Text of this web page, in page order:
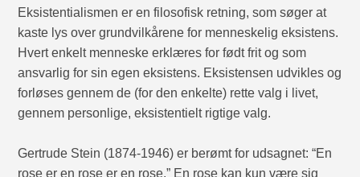
Eksistentialismen er en filosofisk retning, som søger at
kaste lys over grundvilkårene for menneskelig eksistens.
Hvert enkelt menneske erklæres for født frit og som
ansvarlig for sin egen eksistens. Eksistensen udvikles og
forløses gennem de (for den enkelte) rette valg i livet,
gennem personlige, eksistentielt rigtige valg.
Gertrude Stein (1874-1946) er berømt for udsagnet: “En
rose er en rose er en rose.” En rose kan kun være sig